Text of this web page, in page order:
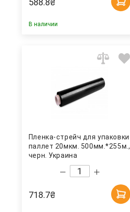
588.8₴
В наличии
Пленка-стрейч для упаковки
паллет 20мкм. 500мм.*255м.,
черн. Украина
718.7₴